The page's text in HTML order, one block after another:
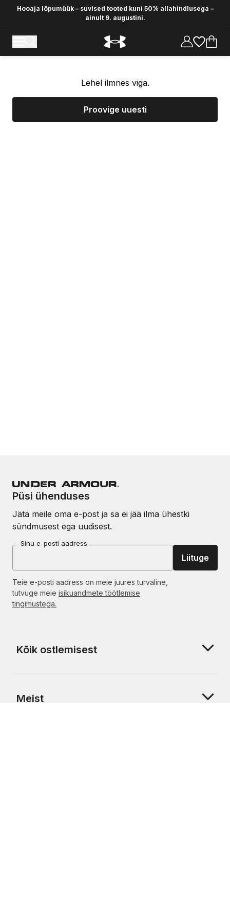
Hooaja lõpumüük – suvised tooted kuni 50% allahindlusega –
ainult 9. augustini.
Lehel ilmnes viga.
Proovige uuesti
Püsi ühenduses
Jäta meile oma e-post ja sa ei jää ilma ühestki
sündmusest ega uudisest.
Sinu e-posti aadress
Liituge
Teie e-posti aadress on meie juures turvaline,
tutvuge meie isikuandmete töötlemise
tingimustega.
Kõik ostlemisest
Meist